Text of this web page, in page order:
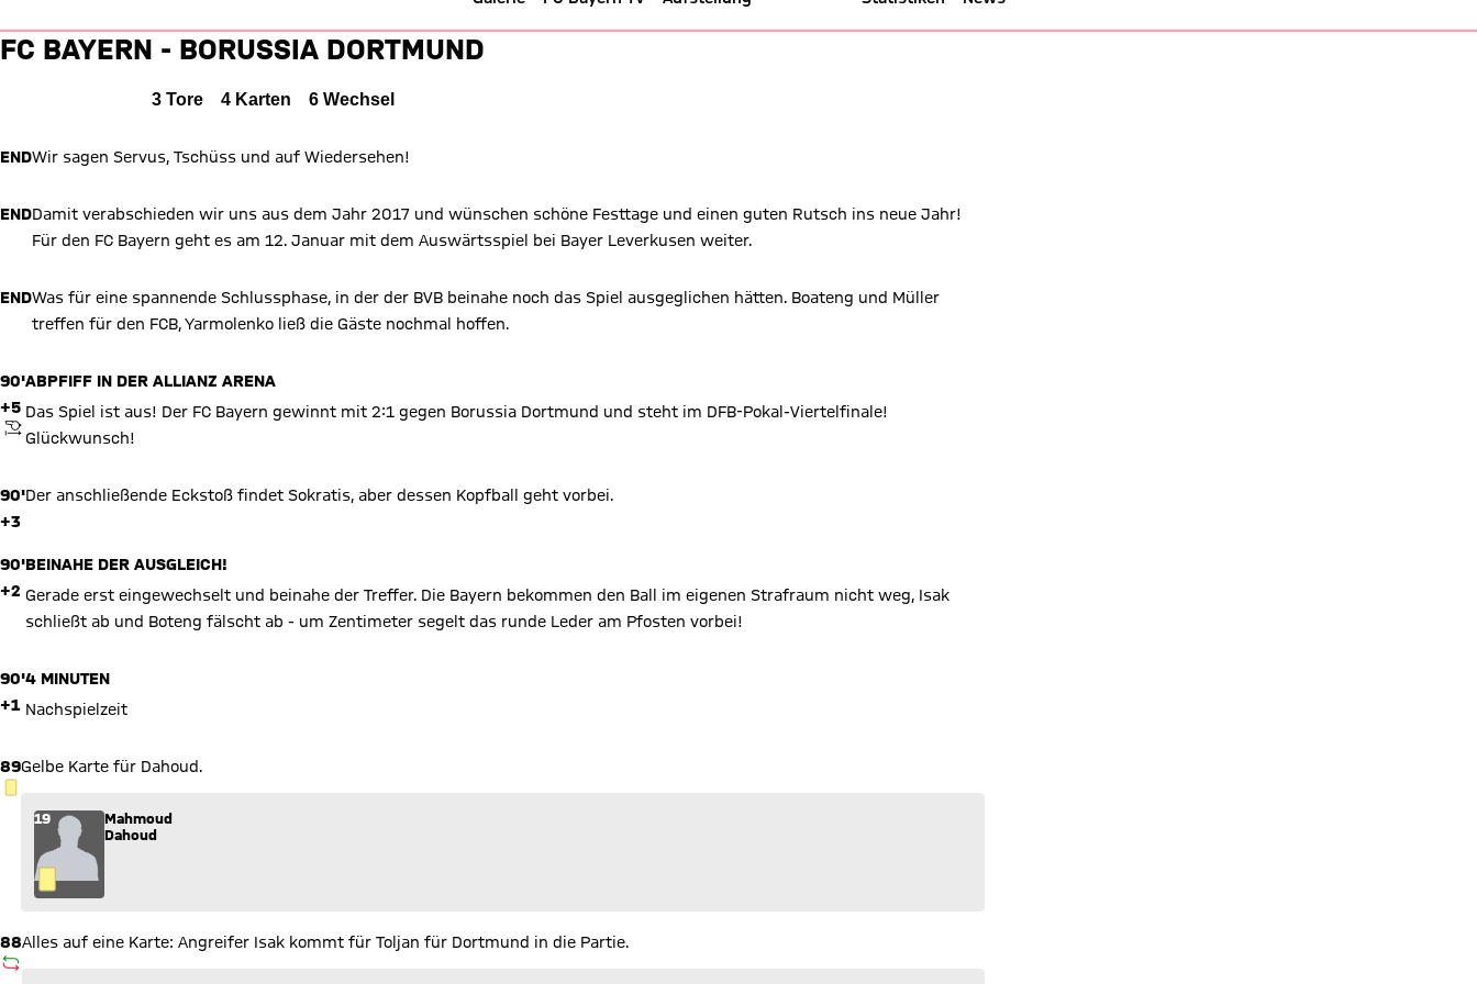
Zwischenergebnis:
2 zu 0 nach Erste Halbzeit
Zum Spielbericht
Liveticker: FC Bayern vs. Dortmund - DFB-Pokal 17/18
FC BAYERN - BORUSSIA DORTMUND
3 Tore 4 Karten 6 Wechsel
ENDWir sagen Servus, Tschüss und auf Wiedersehen!
ENDDamit verabschieden wir uns aus dem Jahr 2017 und wünschen schöne Festtage und einen guten Rutsch ins neue Jahr!
Für den FC Bayern geht es am 12. Januar mit dem Auswärtsspiel bei Bayer Leverkusen weiter.
ENDWas für eine spannende Schlussphase, in der der BVB beinahe noch das Spiel ausgeglichen hätten. Boateng und Müller
treffen für den FCB, Yarmolenko ließ die Gäste nochmal hoffen.
90'
+5
ANPFIFF
ABPFIFF IN DER ALLIANZ ARENA
Das Spiel ist aus! Der FC Bayern gewinnt mit 2:1 gegen Borussia Dortmund und steht im DFB-Pokal-Viertelfinale!
Glückwunsch!
90'
+3
Der anschließende Eckstoß findet Sokratis, aber dessen Kopfball geht vorbei.
90'
+2
BEINAHE DER AUSGLEICH!
Gerade erst eingewechselt und beinahe der Treffer. Die Bayern bekommen den Ball im eigenen Strafraum nicht weg, Isak
schließt ab und Boteng fälscht ab - um Zentimeter segelt das runde Leder am Pfosten vorbei!
90'
+1
4 MINUTEN
Nachspielzeit
89
GELBE KARTE
Gelbe Karte für Dahoud.
19
Mahmoud
Dahoud
88
AUSWECHSLUNG
Alles auf eine Karte: Angreifer Isak kommt für Toljan für Dortmund in die Partie.